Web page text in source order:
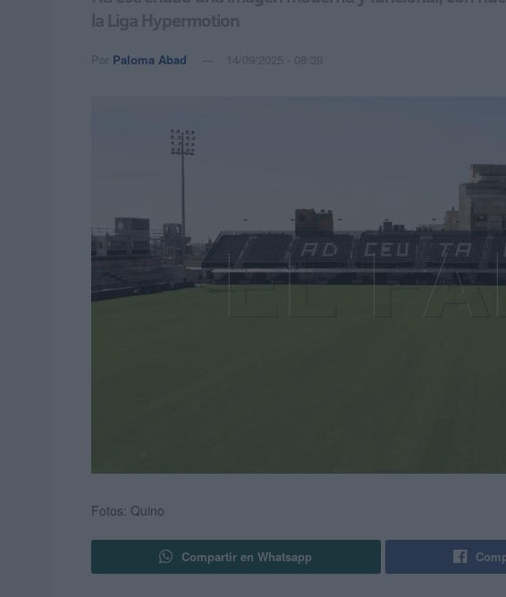
la Liga Hypermotion
Por Paloma Abad 14/09/2025 - 08:39
Fotos: Quino
Compartir en Whatsapp